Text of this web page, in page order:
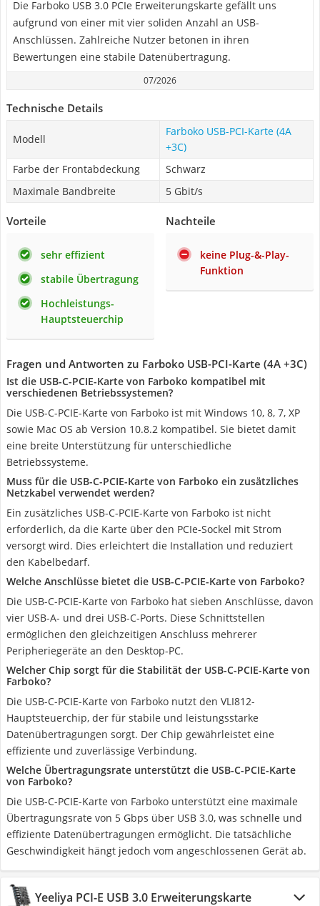
Die Farboko USB 3.0 PCIe Erweiterungskarte gefällt uns
aufgrund von einer mit vier soliden Anzahl an USB-
Anschlüssen. Zahlreiche Nutzer betonen in ihren
Bewertungen eine stabile Datenübertragung.
07/2026
Technische Details
Modell
Farboko USB-PCI-Karte (4A
+3C)
Farbe der Frontabdeckung
Schwarz
Maximale Bandbreite
5 Gbit/s
Vorteile
sehr effizient
stabile Übertragung
Hochleistungs-
Hauptsteuerchip
Nachteile
keine Plug-&-Play-
Funktion
Fragen und Antworten zu Farboko USB-PCI-Karte (4A +3C)
Ist die USB-C-PCIE-Karte von Farboko kompatibel mit
verschiedenen Betriebssystemen?
Die USB-C-PCIE-Karte von Farboko ist mit Windows 10, 8, 7, XP
sowie Mac OS ab Version 10.8.2 kompatibel. Sie bietet damit
eine breite Unterstützung für unterschiedliche
Betriebssysteme.
Muss für die USB-C-PCIE-Karte von Farboko ein zusätzliches
Netzkabel verwendet werden?
Ein zusätzliches USB-C-PCIE-Karte von Farboko ist nicht
erforderlich, da die Karte über den PCIe-Sockel mit Strom
versorgt wird. Dies erleichtert die Installation und reduziert
den Kabelbedarf.
Welche Anschlüsse bietet die USB-C-PCIE-Karte von Farboko?
Die USB-C-PCIE-Karte von Farboko hat sieben Anschlüsse, davon
vier USB-A- und drei USB-C-Ports. Diese Schnittstellen
ermöglichen den gleichzeitigen Anschluss mehrerer
Peripheriegeräte an den Desktop-PC.
Welcher Chip sorgt für die Stabilität der USB-C-PCIE-Karte von
Farboko?
Die USB-C-PCIE-Karte von Farboko nutzt den VLI812-
Hauptsteuerchip, der für stabile und leistungsstarke
Datenübertragungen sorgt. Der Chip gewährleistet eine
effiziente und zuverlässige Verbindung.
Welche Übertragungsrate unterstützt die USB-C-PCIE-Karte
von Farboko?
Die USB-C-PCIE-Karte von Farboko unterstützt eine maximale
Übertragungsrate von 5 Gbps über USB 3.0, was schnelle und
effiziente Datenübertragungen ermöglicht. Die tatsächliche
Geschwindigkeit hängt jedoch vom angeschlossenen Gerät ab.
Yeeliya PCI-E USB 3.0 Erweiterungskarte